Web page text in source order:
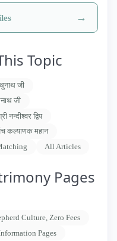
→
Topic
जी
जी
द्विप
कल्याणक महान
All Articles
Pages
Culture, Zero Fees
Pages